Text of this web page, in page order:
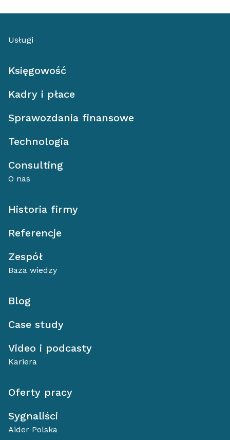
Usługi
Księgowość
Kadry i płace
Sprawozdania finansowe
Technologia
Consulting
O nas
Historia firmy
Referencje
Zespół
Baza wiedzy
Blog
Case study
Video i podcasty
Kariera
Oferty pracy
Sygnaliści
Aider Polska